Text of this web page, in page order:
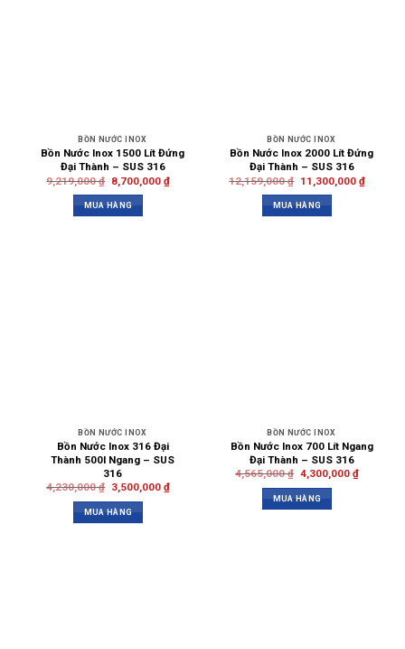
BỒN NƯỚC INOX
Bồn Nước Inox 1500 Lít Đứng
Đại Thành – SUS 316
9,219,000₫ 8,700,000 ₫
MUA HÀNG
BỒN NƯỚC INOX
Bồn Nước Inox 2000 Lít Đứng
Đại Thành – SUS 316
12,159,000₫ 11,300,000 ₫
MUA HÀNG
BỒN NƯỚC INOX
Bồn Nước Inox 316 Đại
Thành 500l Ngang – SUS
316
4,230,000₫ 3,500,000 ₫
MUA HÀNG
BỒN NƯỚC INOX
Bồn Nước Inox 700 Lít Ngang
Đại Thành – SUS 316
4,565,000₫ 4,300,000 ₫
MUA HÀNG